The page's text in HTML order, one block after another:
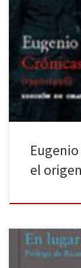
Durante el
pendiente de
que debido a las
Versalles sufría
la caída
trabajadores y
el